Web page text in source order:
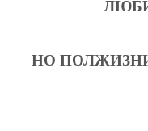
НО